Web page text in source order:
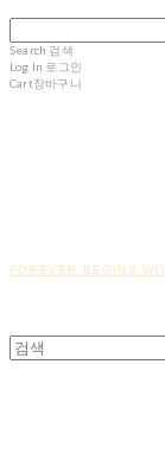
Search 검색
Log In 로그인
Cart장바구니
FOREVER BEGINS